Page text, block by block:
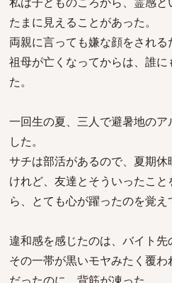
たまに見えることがあった。
両親に言っても嫌な顔をされ
祖母が亡くなってからは、誰
た。
一回生の夏、三人で避暑地の
した。
サチは部活があるので、夏期
けれど、友達とそういったこ
ら、とても心が躍ったのを覚え
違和感を感じたのは、バイト先
その一帯が黒いモヤみたく覆